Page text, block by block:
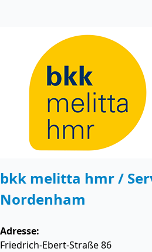
bkk melitta hmr /
Nordenham
Adresse:
Friedrich-Ebert-Straße 86